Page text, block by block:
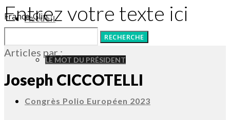
France-Glip
Accueil
LE MOT DU PRÉSIDENT
Congrès Polio Européen 2023
Entrez votre texte ici
Articles par :
Joseph CICCOTELLI